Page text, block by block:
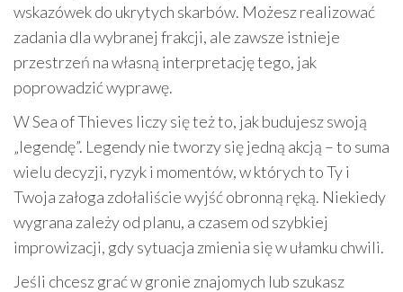
wskazówek do ukrytych skarbów. Możesz realizować
zadania dla wybranej frakcji, ale zawsze istnieje
przestrzeń na własną interpretację tego, jak
poprowadzić wyprawę.
W Sea of Thieves liczy się też to, jak budujesz swoją
„legendę”. Legendy nie tworzy się jedną akcją – to suma
wielu decyzji, ryzyk i momentów, w których to Ty i
Twoja załoga zdołaliście wyjść obronną ręką. Niekiedy
wygrana zależy od planu, a czasem od szybkiej
improwizacji, gdy sytuacja zmienia się w ułamku chwili.
Jeśli chcesz grać w gronie znajomych lub szukasz